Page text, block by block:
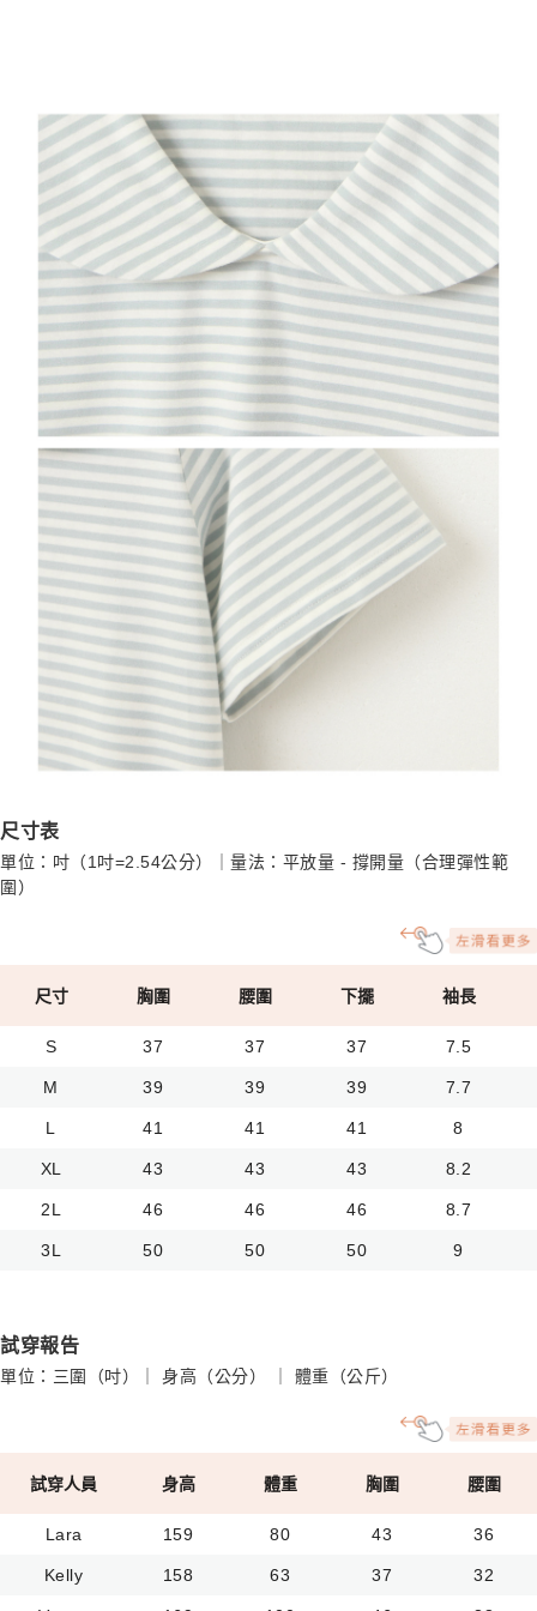
尺寸表
單位：吋（1吋=2.54公分）｜量法：平放量 - 撐開量（合理彈性範
圍）
尺寸 胸圍 腰圍 下擺 袖長
S 37 37 37 7.5
M 39 39 39 7.7
L 41 41 41 8
XL 43 43 43 8.2
2L 46 46 46 8.7
3L 50 50 50 9
試穿報告
單位：三圍（吋）｜ 身高（公分） ｜ 體重（公斤）
試穿人員 身高 體重 胸圍 腰圍
Lara 159 80 43 36
Kelly 158 63 37 32